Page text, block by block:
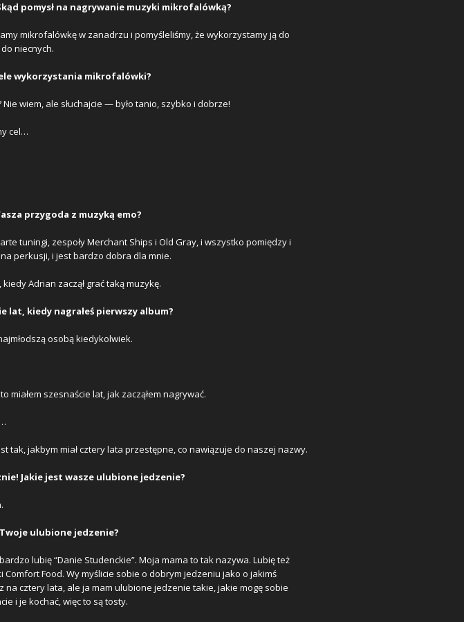
pomysł na nagrywanie muzyki mikrofalówką?
mikrofalówkę w zanadrzu i pomyśleliśmy, że wykorzystamy ją do
niecnych.
wykorzystania mikrofalówki?
Nie wiem, ale słuchajcie — było tanio, szybko i dobrze!
cel…
przygoda z muzyką emo?
tuningi, zespoły Merchant Ships i Old Gray, i wszystko pomiędzy i
perkusji, i jest bardzo dobra dla mnie.
kiedy Adrian zaczął grać taką muzykę.
lat, kiedy nagrałeś pierwszy album?
osobą kiedykolwiek.
miałem szesnaście lat, jak zacząłem nagrywać.
tak, jakbym miał cztery lata przestępne, co nawiązuje do naszej nazwy.
Jakie jest wasze ulubione jedzenie?
ulubione jedzenie?
lubię “Danie Studenckie”. Moja mama to tak nazywa. Lubię też
Food. Wy myślicie sobie o dobrym jedzeniu jako o jakimś
na cztery lata, ale ja mam ulubione jedzenie takie, jakie mogę sobie
i je kochać, więc to są tosty.